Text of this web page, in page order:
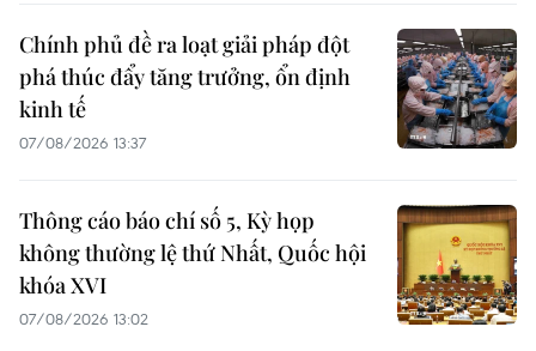
Chính phủ đề ra loạt giải pháp đột
phá thúc đẩy tăng trưởng, ổn định
kinh tế
07/08/2026 13:37
Thông cáo báo chí số 5, Kỳ họp
không thường lệ thứ Nhất, Quốc hội
khóa XVI
07/08/2026 13:02